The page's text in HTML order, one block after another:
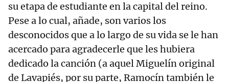
su etapa de estudiante en la capital del reino.
Pese a lo cual, añade, son varios los
desconocidos que a lo largo de su vida se le han
acercado para agradecerle que les hubiera
dedicado la canción (a aquel Miguelín original
de Lavapiés, por su parte, Ramocín también le